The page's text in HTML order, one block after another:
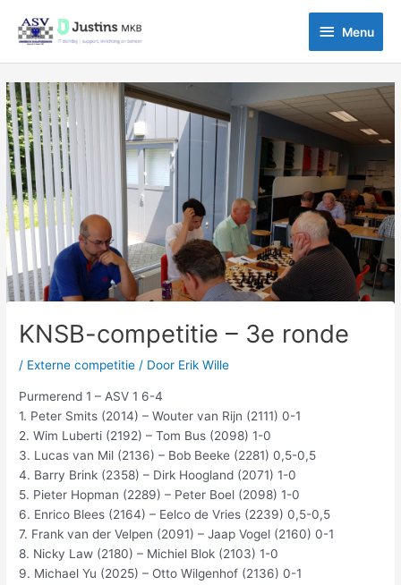
naar
inhoud
Menu
Menu
KNSB-competitie – 3e ronde
/ Externe competitie / Door Erik Wille
Purmerend 1 – ASV 1 6-4
1. Peter Smits (2014) – Wouter van Rijn (2111) 0-1
2. Wim Luberti (2192) – Tom Bus (2098) 1-0
3. Lucas van Mil (2136) – Bob Beeke (2281) 0,5-0,5
4. Barry Brink (2358) – Dirk Hoogland (2071) 1-0
5. Pieter Hopman (2289) – Peter Boel (2098) 1-0
6. Enrico Blees (2164) – Eelco de Vries (2239) 0,5-0,5
7. Frank van der Velpen (2091) – Jaap Vogel (2160) 0-1
8. Nicky Law (2180) – Michiel Blok (2103) 1-0
9. Michael Yu (2025) – Otto Wilgenhof (2136) 0-1
Bericht
navigatie